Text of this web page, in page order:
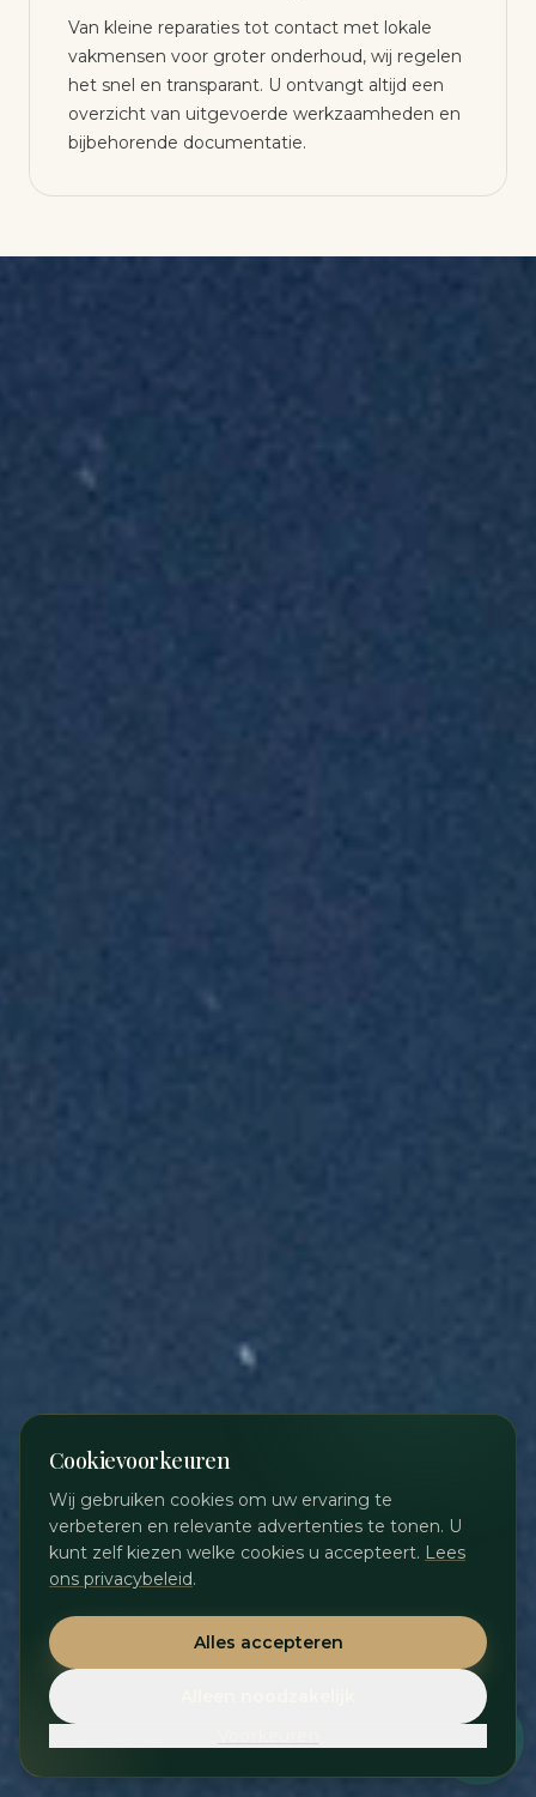
Van kleine reparaties tot contact met lokale
vakmensen voor groter onderhoud, wij regelen
het snel en transparant. U ontvangt altijd een
overzicht van uitgevoerde werkzaamheden en
bijbehorende documentatie.
Cookievoorkeuren
Wij gebruiken cookies om uw ervaring te
verbeteren en relevante advertenties te tonen. U
kunt zelf kiezen welke cookies u accepteert. Lees
ons privacybeleid.
Alles accepteren